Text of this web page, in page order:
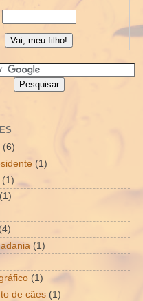
(6)
(1)
(1)
(1)
(4)
(1)
(1)
de cães (1)